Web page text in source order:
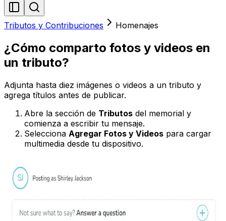
Tributos y Contribuciones Homenajes
¿Cómo comparto fotos y videos en
un tributo?
Adjunta hasta diez imágenes o videos a un tributo y
agrega títulos antes de publicar.
Abre la sección de Tributos del memorial y
comienza a escribir tu mensaje.
Selecciona Agregar Fotos y Videos para cargar
multimedia desde tu dispositivo.